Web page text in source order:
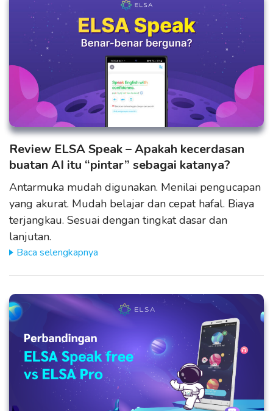
Review ELSA Speak – Apakah kecerdasan
buatan AI itu “pintar” sebagai katanya?
Antarmuka mudah digunakan. Menilai pengucapan
yang akurat. Mudah belajar dan cepat hafal. Biaya
terjangkau. Sesuai dengan tingkat dasar dan
lanjutan.
Baca selengkapnya